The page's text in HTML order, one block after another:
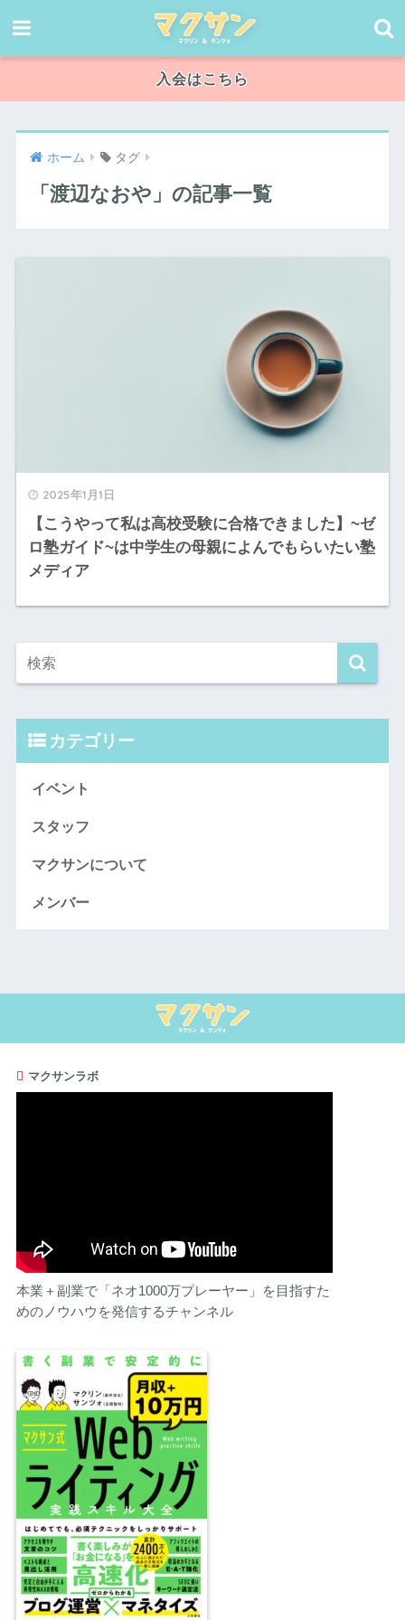
入会はこちら
ホーム タグ
「渡辺なおや」の記事一覧
2025年1月1日
【こうやって私は高校受験に合格できました】~ゼ
ロ塾ガイド~は中学生の母親によんでもらいたい塾
メディア
カテゴリー
イベント
スタッフ
マクサンについて
メンバー
マクサンラボ
本業＋副業で「ネオ1000万プレーヤー」を目指すた
めのノウハウを発信するチャンネル